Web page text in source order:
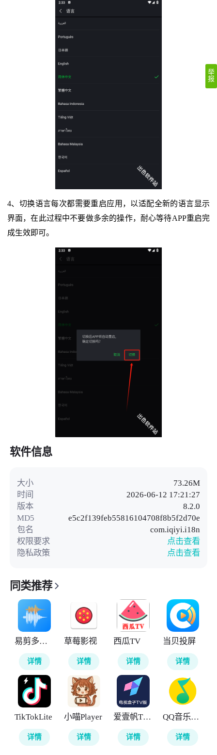
4、切换语言每次都需要重启应用，以适配全新的语言显示
界面，在此过程中不要做多余的操作，耐心等待APP重启完
成生效即可。
软件信息
大小
73.26M
时间
2026-06-12 17:21:27
版本
8.2.0
MD5
e5c2f139feb55816104708f8b5f2d70e
包名
com.iqiyi.i18n
权限要求
点击查看
隐私政策
点击查看
同类推荐
易剪多轨版
详情
草莓影视
详情
西瓜TV
详情
当贝投屏
详情
TikTokLite
详情
小喵Player
详情
爱壹帆TV版
详情
QQ音乐车机版
详情
举
报